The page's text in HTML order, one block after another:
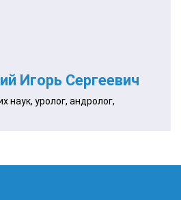
Игорь Сергеевич
наук, уролог, андролог,